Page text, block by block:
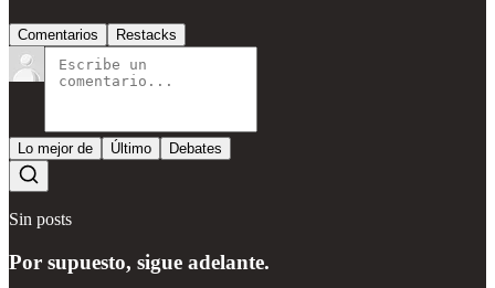
Comentarios Restacks
Lo mejor de Último Debates
Sin posts
Por supuesto, sigue adelante.